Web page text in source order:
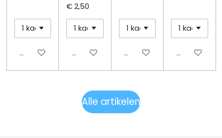
Uitgeschakeld
€ 2,50
UitgeschakeldUitgeschakeld
Alle artikelen